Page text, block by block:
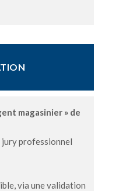
magasinier » de
jury professionnel
via une validation